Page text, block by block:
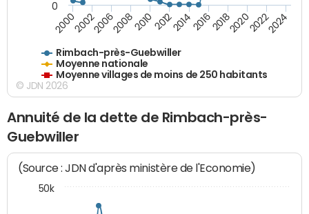
Rimbach-près-Guebwiller
Moyenne nationale
Moyenne villages de moins de 250 habitants
200020022006200820102012201420162018202020222024
0
© JDN 2026
Annuité de la dette de Rimbach-près-
Guebwiller
(Source : JDN d'après ministère de l'Economie)
50k